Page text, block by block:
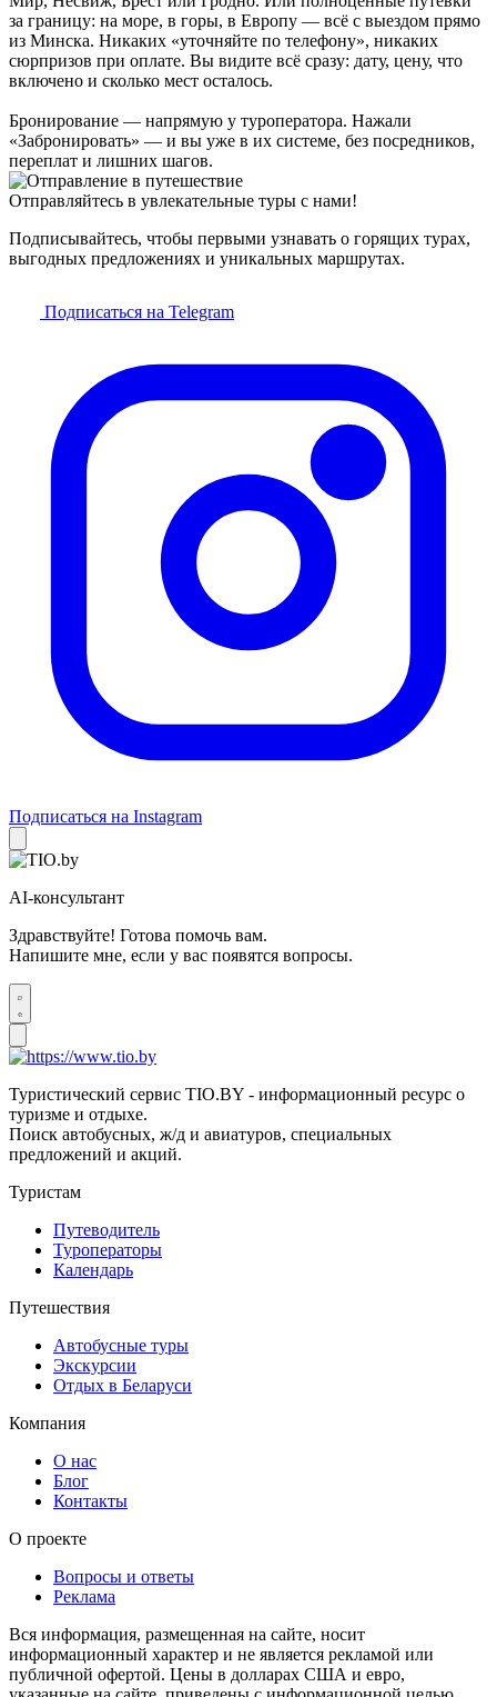
за границу: на море, в горы, в Европу — всё с выездом прямо
из Минска. Никаких «уточняйте по телефону», никаких
сюрпризов при оплате. Вы видите всё сразу: дату, цену, что
включено и сколько мест осталось.
Бронирование — напрямую у туроператора. Нажали
«Забронировать» — и вы уже в их системе, без посредников,
переплат и лишних шагов.
Отправляйтесь в увлекательные туры с нами!
Подписывайтесь, чтобы первыми узнавать о горящих турах,
выгодных предложениях и уникальных маршрутах.
Подписаться на Telegram
Подписаться на Instagram
AI-консультант
Здравствуйте! Готова помочь вам.
Напишите мне, если у вас появятся вопросы.
Туристический сервис TIO.BY - информационный ресурс о
туризме и отдыхе.
Поиск автобусных, ж/д и авиатуров, специальных
предложений и акций.
Туристам
Путеводитель
Туроператоры
Календарь
Путешествия
Автобусные туры
Экскурсии
Отдых в Беларуси
Компания
О нас
Блог
Контакты
О проекте
Вопросы и ответы
Реклама
Вся информация, размещенная на сайте, носит
информационный характер и не является рекламой или
публичной офертой. Цены в долларах США и евро,